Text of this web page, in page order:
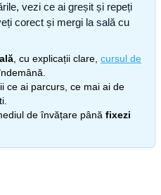
vezi ce ai greșit și repeți
corect și mergi la sală cu
, cu explicații clare, cursul de
ce ai parcurs, ce mai ai de
de învățare până fixezi